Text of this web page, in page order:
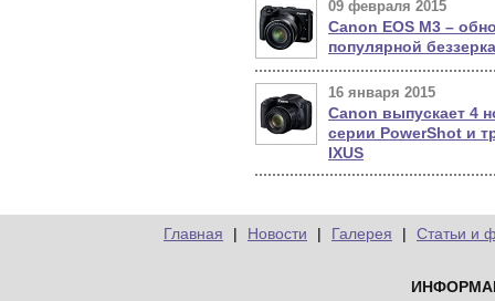
09 февраля 2015
Canon EOS M3 –
популярной
16 января 2015
Canon выпускает 4
серии PowerShot и
IXUS
Главная | Новости | Галерея | Статьи и